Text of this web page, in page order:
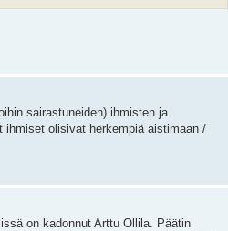
sairastuneiden) ihmisten ja
olisivat herkempiä aistimaan /
on kadonnut Arttu Ollila. Päätin